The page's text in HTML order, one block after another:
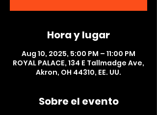
Hora y lugar
Aug 10, 2025, 5:00 PM – 11:00 PM
ROYAL PALACE, 134 E Tallmadge Ave,
Akron, OH 44310, EE. UU.
Sobre el evento